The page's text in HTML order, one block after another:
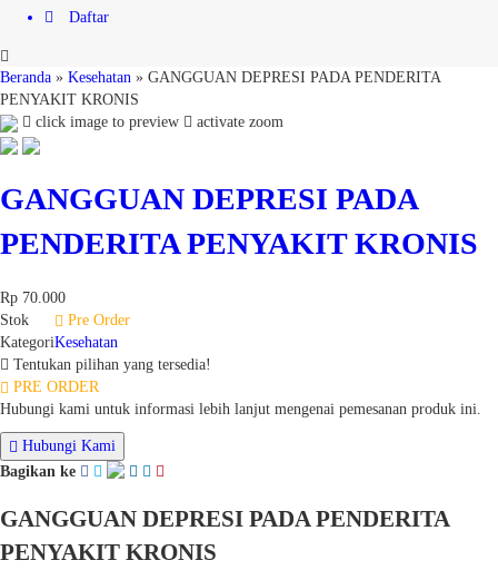
Daftar
Beranda » Kesehatan » GANGGUAN DEPRESI PADA PENDERITA
PENYAKIT KRONIS
click image to preview
activate zoom
GANGGUAN DEPRESI PADA
PENDERITA PENYAKIT KRONIS
Rp 70.000
Stok
Pre Order
KategoriKesehatan
Tentukan pilihan yang tersedia!
PRE ORDER
Hubungi kami untuk informasi lebih lanjut mengenai pemesanan produk ini.
Hubungi Kami
Bagikan ke
GANGGUAN DEPRESI PADA PENDERITA
PENYAKIT KRONIS